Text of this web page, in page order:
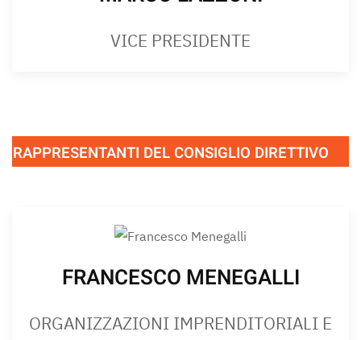
VICE PRESIDENTE
RAPPRESENTANTI DEL CONSIGLIO DIRETTIVO
FRANCESCO MENEGALLI
ORGANIZZAZIONI IMPRENDITORIALI E